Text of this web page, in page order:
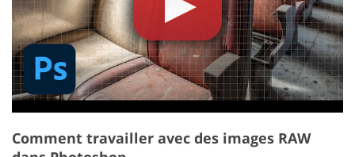
Comment travailler avec des images RAW